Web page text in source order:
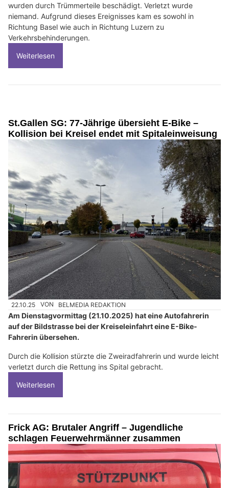
wurden durch Trümmerteile beschädigt. Verletzt wurde
niemand. Aufgrund dieses Ereignisses kam es sowohl in
Richtung Basel wie auch in Richtung Luzern zu
Verkehrsbehinderungen.
Weiterlesen
St.Gallen SG: 77-Jährige übersieht E-Bike –
Kollision bei Kreisel endet mit Spitaleinweisung
22.10.25 VON BELMEDIA REDAKTION
Am Dienstagvormittag (21.10.2025) hat eine Autofahrerin
auf der Bildstrasse bei der Kreiseleinfahrt eine E-Bike-
Fahrerin übersehen.
Durch die Kollision stürzte die Zweiradfahrerin und wurde leicht
verletzt durch die Rettung ins Spital gebracht.
Weiterlesen
Frick AG: Brutaler Angriff – Jugendliche
schlagen Feuerwehrmänner zusammen